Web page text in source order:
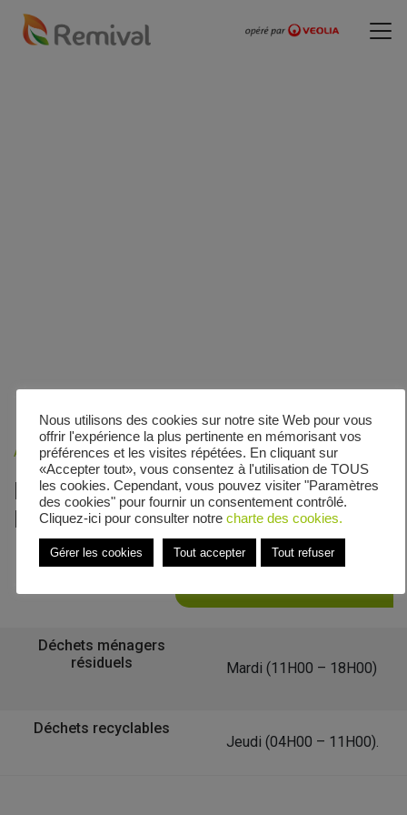
Accueil»Veolia - Zones de collecte»Rue René Fonck
Le calendrier de collecte de Rue
René Fonck
Déchets ménagers
résiduels
Mardi (11H00 – 18H00)
Déchets recyclables
Jeudi (04H00 – 11H00).
Nous utilisons des cookies sur notre site Web pour vous
offrir l'expérience la plus pertinente en mémorisant vos
préférences et les visites répétées. En cliquant sur
«Accepter tout», vous consentez à l'utilisation de TOUS
les cookies. Cependant, vous pouvez visiter "Paramètres
des cookies" pour fournir un consentement contrôlé.
Cliquez-ici pour consulter notre charte des cookies.
Gérer les cookies Tout accepter Tout refuser